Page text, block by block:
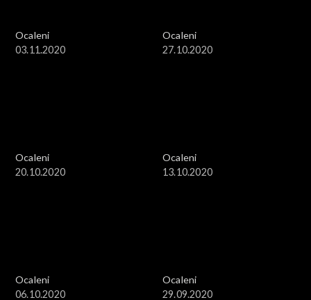
Ocaleni
03.11.2020
Ocaleni
27.10.2020
Ocaleni
20.10.2020
Ocaleni
13.10.2020
Ocaleni
06.10.2020
Ocaleni
29.09.2020